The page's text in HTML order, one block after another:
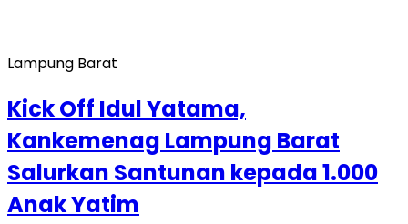
Lampung Barat
Kick Off Idul Yatama,
Kankemenag Lampung Barat
Salurkan Santunan kepada 1.000
Anak Yatim